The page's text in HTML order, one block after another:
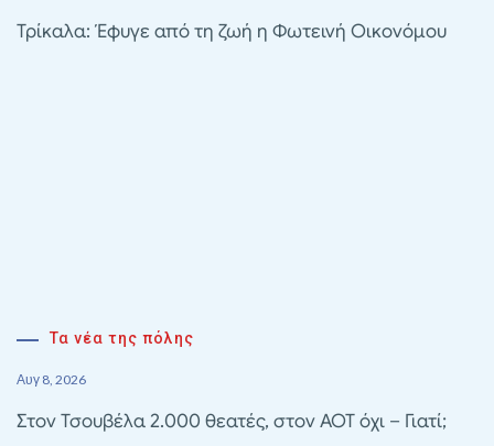
Τρίκαλα: Έφυγε από τη ζωή η Φωτεινή Οικονόμου
Τα νέα της πόλης
Αυγ 8, 2026
Στον Τσουβέλα 2.000 θεατές, στον ΑΟΤ όχι – Γιατί;